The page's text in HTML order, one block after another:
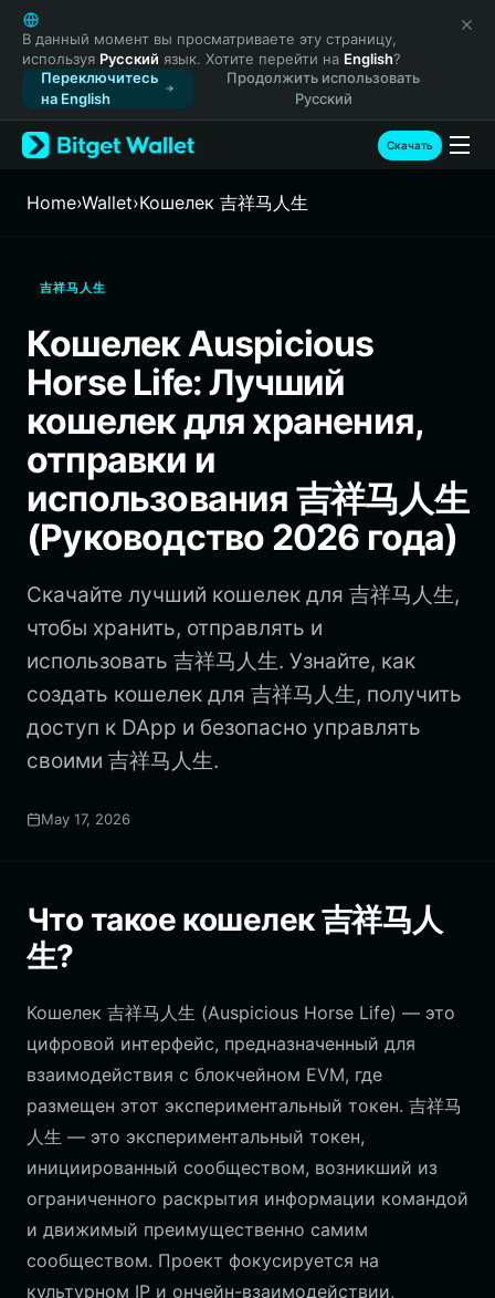
English
日本語
Tiếng Việt
Русский
Español (Latinoamérica)
Türkçe
Français
繁體中文
Bahasa Indonesia
ภาษาไทย
Español
Português (Brasil)
Español (Argentina)
В данный момент вы просматриваете эту страницу,
используя Русский язык. Хотите перейти на English?
Переключитесь
на English
Продолжить использовать
Русский
Скачать
Home›Wallet›Кошелек 吉祥马人生
吉祥马人生
Кошелек Auspicious
Horse Life: Лучший
кошелек для хранения,
отправки и
использования 吉祥马人生
(Руководство 2026 года)
Скачайте лучший кошелек для 吉祥马人生,
чтобы хранить, отправлять и
использовать 吉祥马人生. Узнайте, как
создать кошелек для 吉祥马人生, получить
доступ к DApp и безопасно управлять
своими 吉祥马人生.
May 17, 2026
Что такое кошелек 吉祥马人
生?
Кошелек 吉祥马人生 (Auspicious Horse Life) — это
цифровой интерфейс, предназначенный для
взаимодействия с блокчейном EVM, где
размещен этот экспериментальный токен. 吉祥马
人生 — это экспериментальный токен,
инициированный сообществом, возникший из
ограниченного раскрытия информации командой
и движимый преимущественно самим
сообществом. Проект фокусируется на
культурном IP и ончейн-взаимодействии,